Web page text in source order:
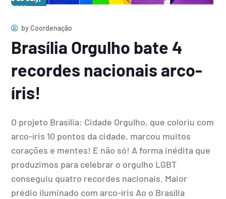
2026
byCoordenação
Brasília Orgulho bate 4
recordes nacionais arco-
íris!
O projeto Brasília: Cidade Orgulho, que coloriu com
arco-íris 10 pontos da cidade, marcou muitos
corações e mentes! E não só! A forma inédita que
produzimos para celebrar o orgulho LGBT
conseguiu quatro recordes nacionais. Maior
prédio iluminado com arco-íris Ao o Brasília